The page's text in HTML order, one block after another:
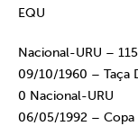
EQU
Nacional-URU –
09/10/1960 – Taça
0 Nacional-URU
06/05/1992 – Copa